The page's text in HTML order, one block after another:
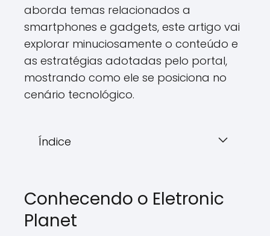
aborda temas relacionados a
smartphones e gadgets, este artigo vai
explorar minuciosamente o conteúdo e
as estratégias adotadas pelo portal,
mostrando como ele se posiciona no
cenário tecnológico.
Índice
Conhecendo o Eletronic
Planet